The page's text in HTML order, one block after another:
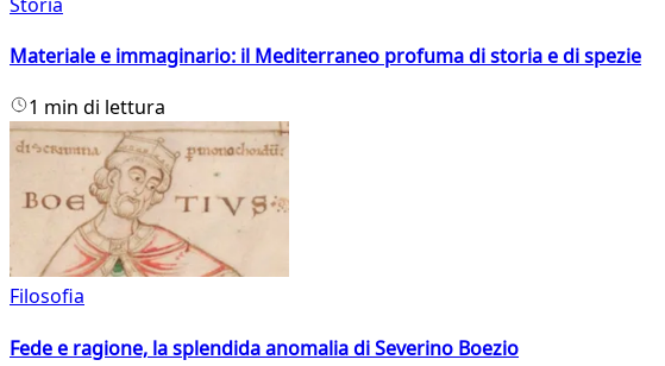
Materiale e immaginario: il Mediterraneo profuma di storia e di spezie
1 min di lettura
Filosofia
Fede e ragione, la splendida anomalia di Severino Boezio